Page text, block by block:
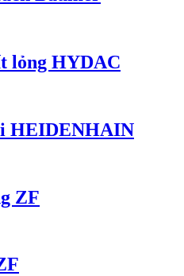
lỏng HYDAC
HEIDENHAIN
ZF